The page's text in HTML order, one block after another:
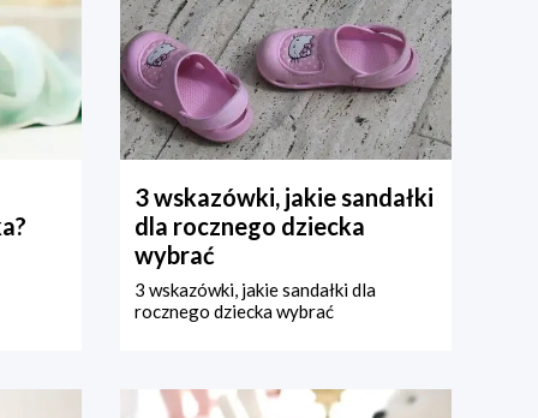
3 wskazówki, jakie sandałki
dla rocznego dziecka
wybrać
3 wskazówki, jakie sandałki dla
rocznego dziecka wybrać